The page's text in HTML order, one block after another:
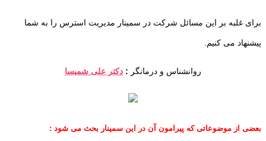
برای غلبه بر این مسائل شرکت در سمینار مدیریت استرس را به شما
پیشنهاد می کنیم.
روانشناس و درمانگر : دکتر علی شمیسا
بعضی از موضوعاتی که پیرامون آن در این سمینار بحث می شود :